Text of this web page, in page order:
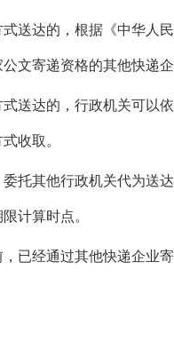
送达的，根据《中华人
文寄递资格的其他快递
送达的，行政机关可以
收取。
托其他行政机关代为送
计算时点。
已经通过其他快递企业